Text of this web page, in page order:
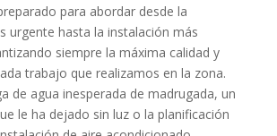
para abordar desde la
urgente hasta la instalación más
siempre la máxima calidad y
trabajo que realizamos en la zona.
de agua inesperada de madrugada, un
le ha dejado sin luz o la planificación